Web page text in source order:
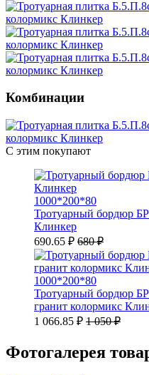
Комбинации
С этим покупают
1000*200*80
Тротуарный бордюр
Клинкер
690.65 ₽ 680 ₽
1000*200*80
Тротуарный бордюр
гранит колормикс
1 066.85 ₽ 1 050 ₽
Фотогалерея